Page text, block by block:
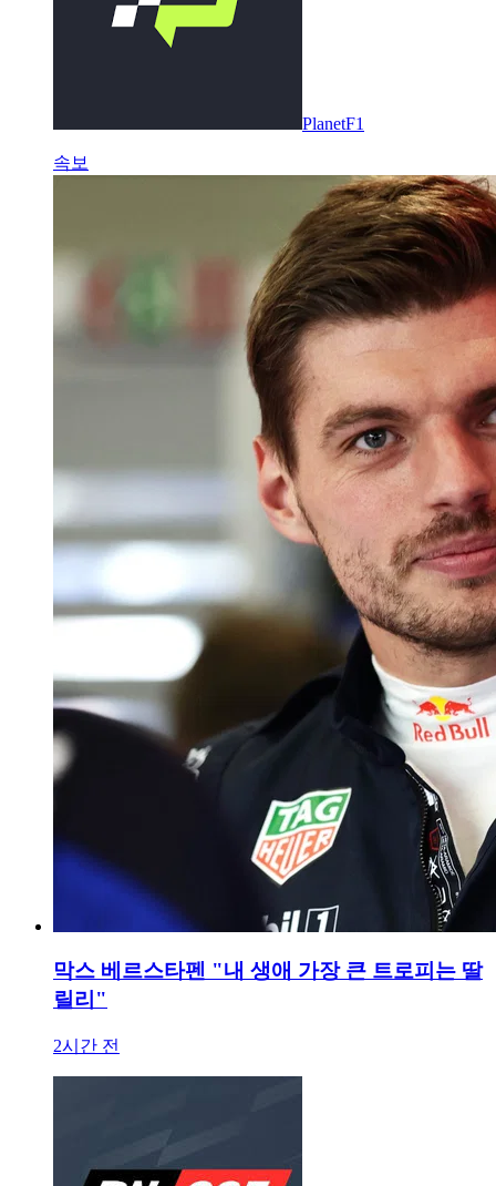
PlanetF1
속보
막스 베르스타펜 "내 생애 가장 큰 트로피는 딸
릴리"
2시간 전